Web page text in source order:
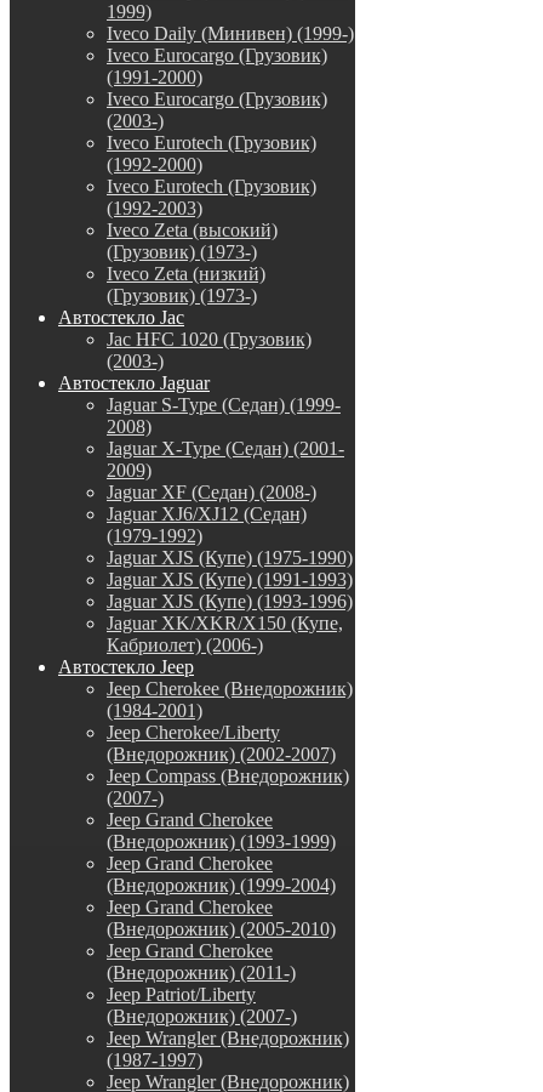
1999)
Iveco Daily (Минивен) (1999-)
Iveco Eurocargo (Грузовик)
(1991-2000)
Iveco Eurocargo (Грузовик)
(2003-)
Iveco Eurotech (Грузовик)
(1992-2000)
Iveco Eurotech (Грузовик)
(1992-2003)
Iveco Zeta (высокий)
(Грузовик) (1973-)
Iveco Zeta (низкий)
(Грузовик) (1973-)
Автостекло Jac
Jac HFC 1020 (Грузовик)
(2003-)
Автостекло Jaguar
Jaguar S-Type (Седан) (1999-
2008)
Jaguar X-Type (Седан) (2001-
2009)
Jaguar XF (Седан) (2008-)
Jaguar XJ6/XJ12 (Седан)
(1979-1992)
Jaguar XJS (Купе) (1975-1990)
Jaguar XJS (Купе) (1991-1993)
Jaguar XJS (Купе) (1993-1996)
Jaguar XK/XKR/X150 (Купе,
Кабриолет) (2006-)
Автостекло Jeep
Jeep Cherokee (Внедорожник)
(1984-2001)
Jeep Cherokee/Liberty
(Внедорожник) (2002-2007)
Jeep Compass (Внедорожник)
(2007-)
Jeep Grand Cherokee
(Внедорожник) (1993-1999)
Jeep Grand Cherokee
(Внедорожник) (1999-2004)
Jeep Grand Cherokee
(Внедорожник) (2005-2010)
Jeep Grand Cherokee
(Внедорожник) (2011-)
Jeep Patriot/Liberty
(Внедорожник) (2007-)
Jeep Wrangler (Внедорожник)
(1987-1997)
Jeep Wrangler (Внедорожник)